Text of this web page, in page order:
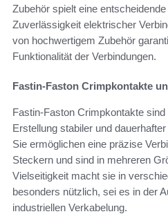
Zubehör spielt eine
Zuverlässigkeit elektrischer
von hochwertigem Zubehör
Funktionalität der Verbindungen.
Fastin-Faston Crimpkontakte
Fastin-Faston Crimpkontakte
Erstellung stabiler und
Sie ermöglichen eine präzise
Steckern und sind in mehreren
Vielseitigkeit macht sie in
besonders nützlich, sei es in der
industriellen Verkabelung.